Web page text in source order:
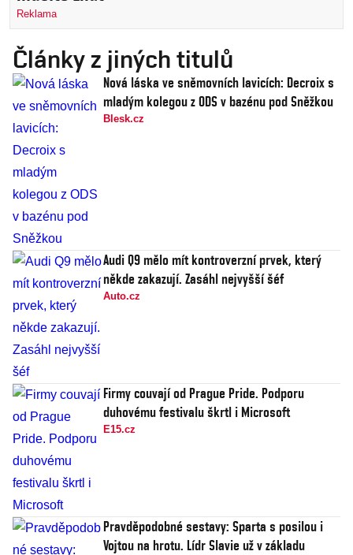
Reklama
Články z jiných titulů
Nová láska ve sněmovních lavicích: Decroix s
mladým kolegou z ODS v bazénu pod Sněžkou
Blesk.cz
Audi Q9 mělo mít kontroverzní prvek, který
někde zakazují. Zasáhl nejvyšší šéf
Auto.cz
Firmy couvají od Prague Pride. Podporu
duhovému festivalu škrtl i Microsoft
E15.cz
Pravděpodobné sestavy: Sparta s posilou i
Vojtou na hrotu. Lídr Slavie už v základu